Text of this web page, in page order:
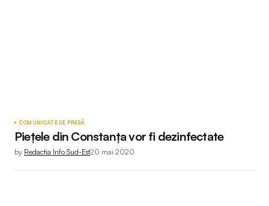
COMUNICATE DE PRESĂ
Piețele din Constanța vor fi dezinfectate
by Redactia Info Sud-Est20 mai 2020